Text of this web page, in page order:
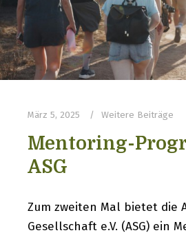
März 5, 2025 Weitere Beiträge
Mentoring-
ASG
Zum zweiten Mal bietet die
Gesellschaft e.V. (ASG) ein